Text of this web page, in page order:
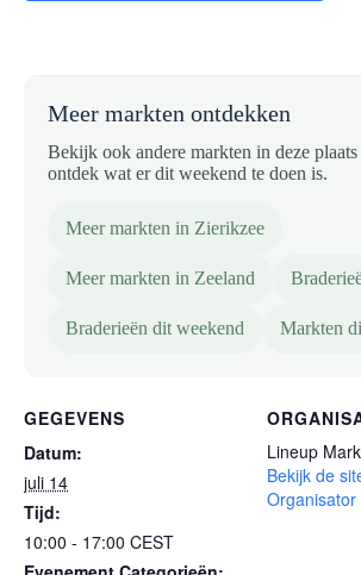
Meer markten ontdekken
Bekijk ook andere markten in deze
ontdek wat er dit weekend te doen is.
Meer markten in Zierikzee
Meer markten in Zeeland
Braderieën dit weekend Markten
GEGEVENS
Datum:
juli 14
Tijd:
10:00 - 17:00 CEST
Lineup
Bekijk de
Organisator